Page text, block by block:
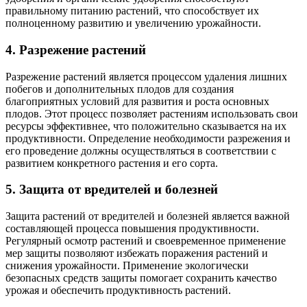
правильному питанию растений, что способствует их
полноценному развитию и увеличению урожайности.
4. Разрежение растений
Разрежение растений является процессом удаления лишних
побегов и дополнительных плодов для создания
благоприятных условий для развития и роста основных
плодов. Этот процесс позволяет растениям использовать свои
ресурсы эффективнее, что положительно сказывается на их
продуктивности. Определение необходимости разрежения и
его проведение должны осуществляться в соответствии с
развитием конкретного растения и его сорта.
5. Защита от вредителей и болезней
Защита растений от вредителей и болезней является важной
составляющей процесса повышения продуктивности.
Регулярный осмотр растений и своевременное применение
мер защиты позволяют избежать поражения растений и
снижения урожайности. Применение экологически
безопасных средств защиты помогает сохранить качество
урожая и обеспечить продуктивность растений.